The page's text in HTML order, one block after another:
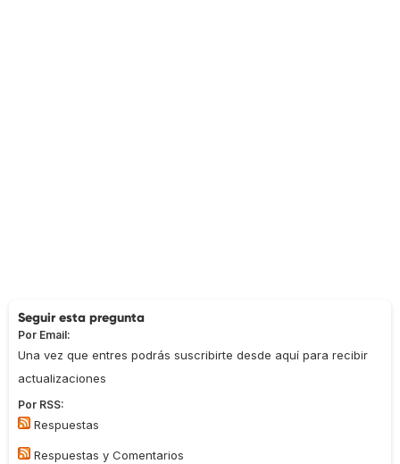
Seguir esta pregunta
Por Email:
Una vez que entres podrás suscribirte desde aquí para recibir
actualizaciones
Por RSS:
Respuestas
Respuestas y Comentarios